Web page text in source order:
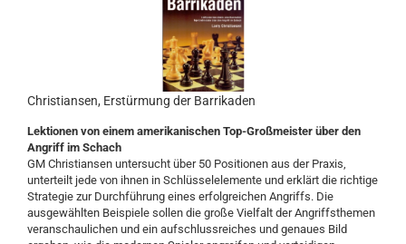
Christiansen, Erstürmung der Barrikaden
Lektionen von einem amerikanischen Top-Großmeister über den
Angriff im Schach
GM Christiansen untersucht über 50 Positionen aus der Praxis,
unterteilt jede von ihnen in Schlüsselelemente und erklärt die richtige
Strategie zur Durchführung eines erfolgreichen Angriffs. Die
ausgewählten Beispiele sollen die große Vielfalt der Angriffsthemen
veranschaulichen und ein aufschlussreiches und genaues Bild